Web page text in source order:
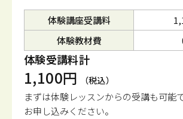
体験講座受講料
体験教材費
体験受講料計
1,100円 （税込）
まずは体験レッスンからの受講も可能で
お申し込みください。